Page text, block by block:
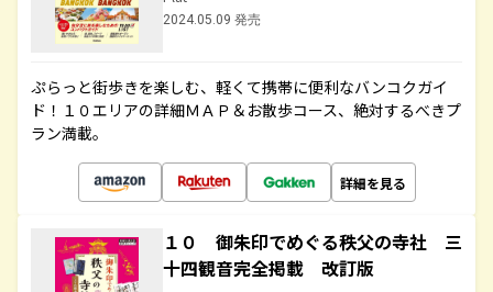
2024.05.09 発売
ぷらっと街歩きを楽しむ、軽くて携帯に便利なバンコクガイ
ド！１０エリアの詳細ＭＡＰ＆お散歩コース、絶対するべきプ
ラン満載。
詳細を見る
１０ 御朱印でめぐる秩父の寺社 三
十四観音完全掲載 改訂版